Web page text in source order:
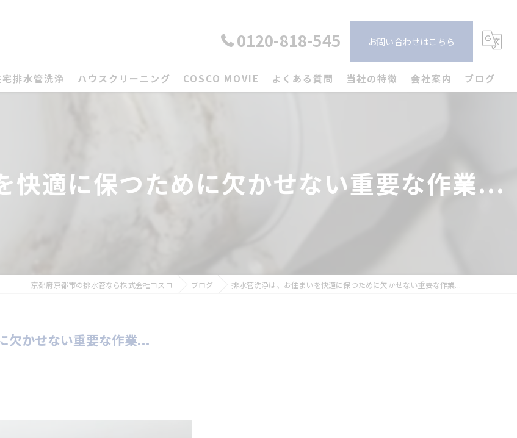
0120-818-545 お問い合わせはこちら
排水管洗浄 ハウスクリーニング COSCO MOVIE よくある質問 当社の特徴
トイレ
会社案内 ブログ
快適に保つために欠かせない重要な作業...
京都府京都市の排水管なら株式会社コスコ ブログ 排水管洗浄は、お住まいを快適に保つために欠かせない重要な作業...
欠かせない重要な作業...